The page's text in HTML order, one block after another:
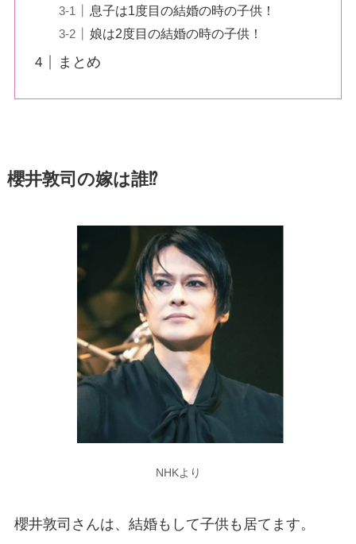
息子は1度目の結婚の時の子供！
娘は2度目の結婚の時の子供！
まとめ
櫻井敦司の嫁は誰⁉
NHKより
櫻井敦司さんは、結婚もして子供も居てます。